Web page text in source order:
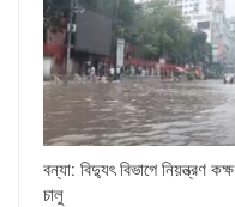
বন্যা: বিদ্যুৎ বিভাগে নিয়ন্ত্রণ কক্ষ
চালু